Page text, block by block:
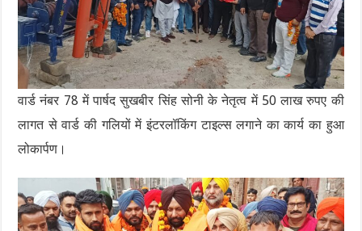
वार्ड नंबर 78 में पार्षद सुखबीर सिंह सोनी के नेतृत्व में 50 लाख रुपए की
लागत से वार्ड की गलियों में इंटरलॉकिंग टाइल्स लगाने का कार्य का हुआ
लोकार्पण।